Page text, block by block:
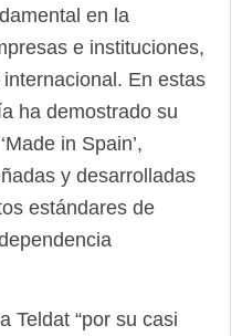
en la
e instituciones,
En estas
ha demostrado su
in Spain’,
y desarrolladas
estándares de
Teldat “por su casi